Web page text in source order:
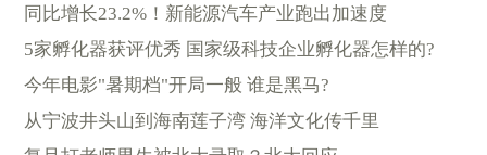
同比增长23.2%！新能源汽车产业跑出加速度
5家孵化器获评优秀 国家级科技企业孵化器怎样的?
今年电影"暑期档"开局一般 谁是黑马?
从宁波井头山到海南莲子湾 海洋文化传千里